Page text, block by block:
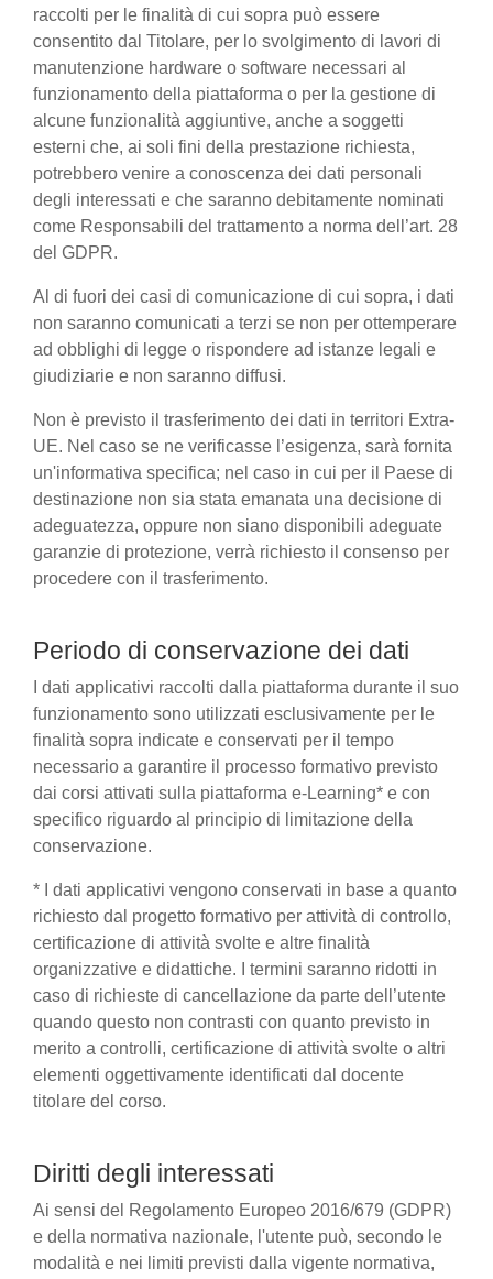
raccolti per le finalità di cui sopra può essere
consentito dal Titolare, per lo svolgimento di lavori di
manutenzione hardware o software necessari al
funzionamento della piattaforma o per la gestione di
alcune funzionalità aggiuntive, anche a soggetti
esterni che, ai soli fini della prestazione richiesta,
potrebbero venire a conoscenza dei dati personali
degli interessati e che saranno debitamente nominati
come Responsabili del trattamento a norma dell’art. 28
del GDPR.
Al di fuori dei casi di comunicazione di cui sopra, i dati
non saranno comunicati a terzi se non per ottemperare
ad obblighi di legge o rispondere ad istanze legali e
giudiziarie e non saranno diffusi.
Non è previsto il trasferimento dei dati in territori Extra-
UE. Nel caso se ne verificasse l’esigenza, sarà fornita
un'informativa specifica; nel caso in cui per il Paese di
destinazione non sia stata emanata una decisione di
adeguatezza, oppure non siano disponibili adeguate
garanzie di protezione, verrà richiesto il consenso per
procedere con il trasferimento.
Periodo di conservazione dei dati
I dati applicativi raccolti dalla piattaforma durante il suo
funzionamento sono utilizzati esclusivamente per le
finalità sopra indicate e conservati per il tempo
necessario a garantire il processo formativo previsto
dai corsi attivati sulla piattaforma e-Learning* e con
specifico riguardo al principio di limitazione della
conservazione.
* I dati applicativi vengono conservati in base a quanto
richiesto dal progetto formativo per attività di controllo,
certificazione di attività svolte e altre finalità
organizzative e didattiche. I termini saranno ridotti in
caso di richieste di cancellazione da parte dell’utente
quando questo non contrasti con quanto previsto in
merito a controlli, certificazione di attività svolte o altri
elementi oggettivamente identificati dal docente
titolare del corso.
Diritti degli interessati
Ai sensi del Regolamento Europeo 2016/679 (GDPR)
e della normativa nazionale, l'utente può, secondo le
modalità e nei limiti previsti dalla vigente normativa,